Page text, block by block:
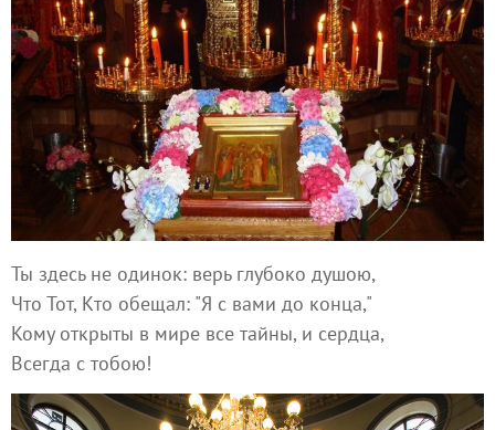
Ты здесь не одинок: верь глубоко душою,
Что Тот, Кто обещал: "Я с вами до конца,"
Кому открыты в мире все тайны, и сердца,
Всегда с тобою!